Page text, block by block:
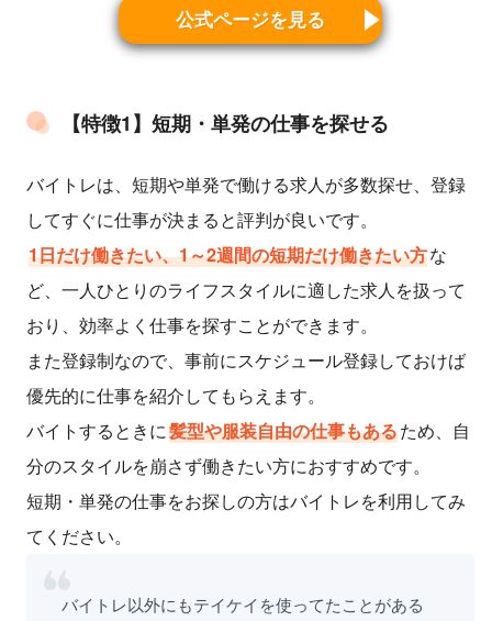
公式ページを見る
【特徴1】短期・単発の仕事を探せる
バイトレは、短期や単発で働ける求人が多数探せ、登録
してすぐに仕事が決まると評判が良いです。
1日だけ働きたい、1～2週間の短期だけ働きたい方な
ど、一人ひとりのライフスタイルに適した求人を扱って
おり、効率よく仕事を探すことができます。
また登録制なので、事前にスケジュール登録しておけば
優先的に仕事を紹介してもらえます。
バイトするときに髪型や服装自由の仕事もあるため、自
分のスタイルを崩さず働きたい方におすすめです。
短期・単発の仕事をお探しの方はバイトレを利用してみ
てください。
バイトレ以外にもテイケイを使ってたことがある